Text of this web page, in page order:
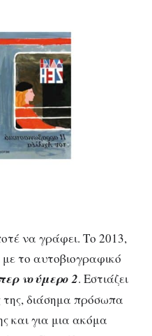
να γράφει. Το 2013,
το αυτοβιογραφικό
νούμερο 2. Εστιάζει
διάσημα πρόσωπα
και για μια ακόμα